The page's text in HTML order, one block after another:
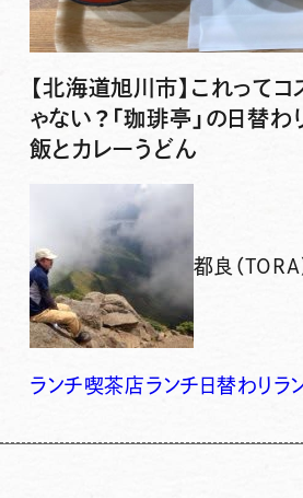
【北海道旭川市】これって
ゃない？「珈琲亭」の日替わ
飯とカレーうどん
都良（
ランチ喫茶店ランチ 日替わりラ